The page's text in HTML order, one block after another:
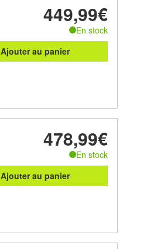
449,99€
En stock
Ajouter au panier
478,99€
En stock
Ajouter au panier